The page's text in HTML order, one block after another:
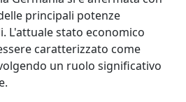
principali potenze
L'attuale stato economico
caratterizzato come
un ruolo significativo